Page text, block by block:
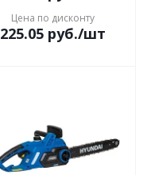
Цена по дисконту
225.05руб./шт